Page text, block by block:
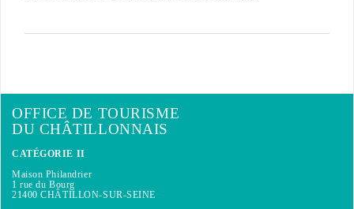
OFFICE DE TOURISME
DU CHÂTILLONNAIS
CATÉGORIE II
Maison Philandrier
1 rue du Bourg
21400 CHÂTILLON-SUR-SEINE